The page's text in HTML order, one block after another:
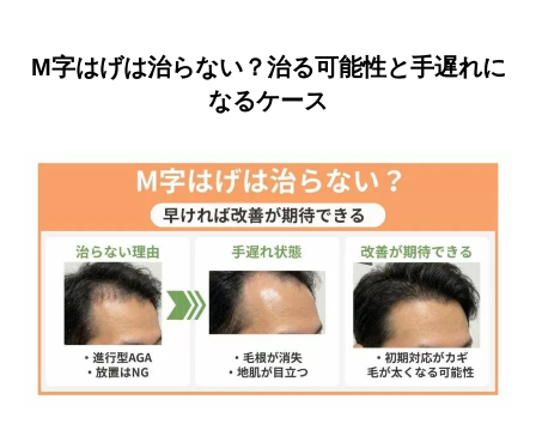
M字はげは治らない？治る可能性と手遅れに
なるケース